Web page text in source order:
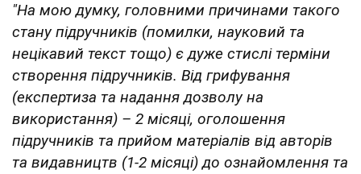
"На мою думку, головними причинами такого
стану підручників (помилки, науковий та
нецікавий текст тощо) є дуже стислі терміни
створення підручників. Від грифування
(експертиза та надання дозволу на
використання) – 2 місяці, оголошення
підручників та прийом матеріалів від авторів
та видавництв (1-2 місяці) до ознайомлення та